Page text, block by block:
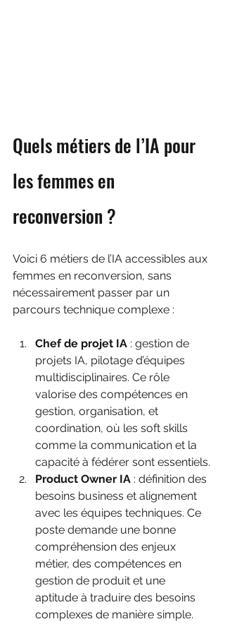
Quels métiers de l’IA pour
les femmes en
reconversion ?
Voici 6 métiers de l’IA accessibles aux
femmes en reconversion, sans
nécessairement passer par un
parcours technique complexe :
Chef de projet IA : gestion de
projets IA, pilotage d’équipes
multidisciplinaires. Ce rôle
valorise des compétences en
gestion, organisation, et
coordination, où les soft skills
comme la communication et la
capacité à fédérer sont essentiels.
Product Owner IA : définition des
besoins business et alignement
avec les équipes techniques. Ce
poste demande une bonne
compréhension des enjeux
métier, des compétences en
gestion de produit et une
aptitude à traduire des besoins
complexes de manière simple.